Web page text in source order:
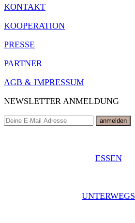
KONTAKT
KOOPERATION
PRESSE
PARTNER
AGB & IMPRESSUM
NEWSLETTER ANMELDUNG
ESSEN
UNTERWEGS